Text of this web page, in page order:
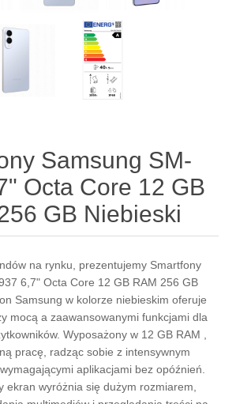
Samsung SM-
Octa Core 12 GB
GB Niebieski
na rynku, prezentujemy Smartfony
6,7" Octa Core 12 GB RAM 256 GB
Samsung w kolorze niebieskim oferuje
mocą a zaawansowanymi funkcjami dla
Wyposażony w 12 GB RAM ,
pracę, radząc sobie z intensywnym
aplikacjami bez opóźnień.
ekran wyróżnia się dużym rozmiarem,